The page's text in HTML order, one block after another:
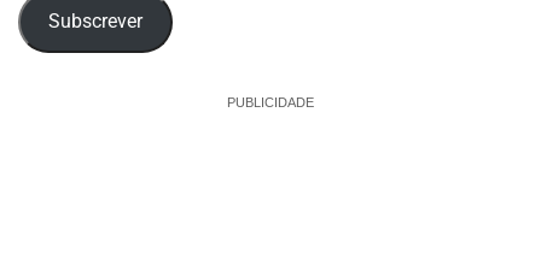
Subscrever
PUBLICIDADE